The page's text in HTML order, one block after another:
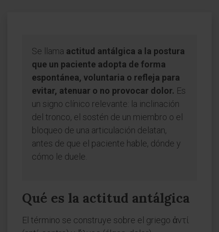
Se llama actitud antálgica a la postura
que un paciente adopta de forma
espontánea, voluntaria o refleja para
evitar, atenuar o no provocar dolor. Es
un signo clínico relevante: la inclinación
del tronco, el sostén de un miembro o el
bloqueo de una articulación delatan,
antes de que el paciente hable, dónde y
cómo le duele.
Qué es la actitud antálgica
El término se construye sobre el griego ἀντί